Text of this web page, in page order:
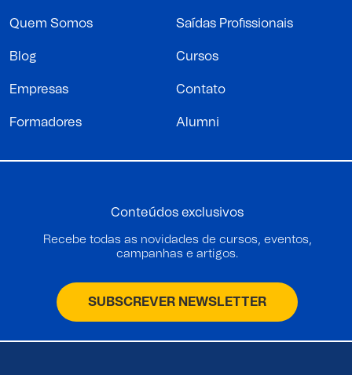
Quem Somos Saídas Profissionais
Blog Cursos
Empresas Contato
Formadores Alumni
Conteúdos exclusivos
Recebe todas as novidades de cursos, eventos,
campanhas e artigos.
SUBSCREVER NEWSLETTER